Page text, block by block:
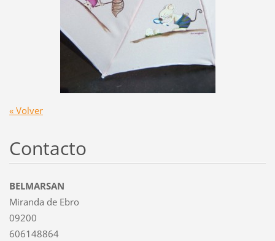
« Volver
Contacto
BELMARSAN
Miranda de Ebro
09200
606148864